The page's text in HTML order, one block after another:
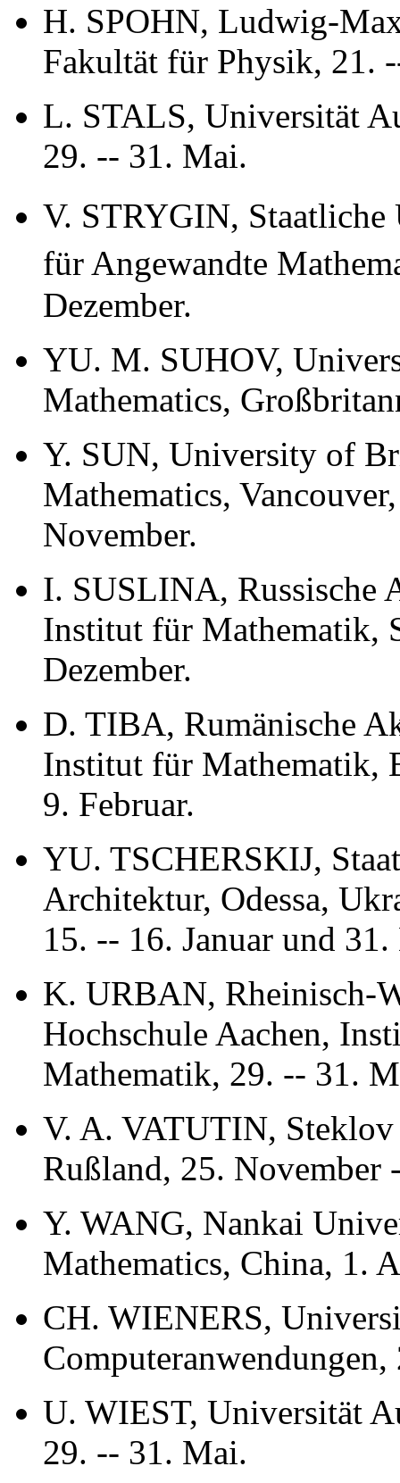
H. SPOHN, Ludwig-
Fakultät für Physik, 21.
L. STALS, Universität
29. -- 31. Mai.
V. STRYGIN,
für Angewandte
Dezember.
YU. M. SUHOV,
Mathematics,
Y. SUN, University of
Mathematics,
November.
I. SUSLINA, Russische
Institut für Mathematik,
Dezember.
D. TIBA, Rumänische
Institut für Mathematik,
9. Februar.
YU. TSCHERSKIJ,
Architektur, Odessa,
15. -- 16. Januar und
K. URBAN, Rheinisch-
Hochschule Aachen,
Mathematik, 29. -- 31.
V. A. VATUTIN,
Rußland, 25. November
Y. WANG, Nankai
Mathematics, China, 1.
CH. WIENERS,
U. WIEST, Universität
29. -- 31. Mai.